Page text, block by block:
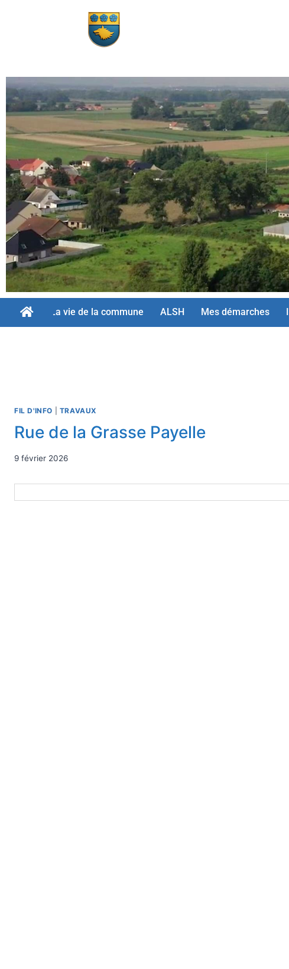
La vie de la commune ALSH Mes démarches
FIL D'INFO TRAVAUX
Rue de la Grasse Payelle
9 février 2026